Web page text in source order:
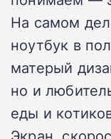
На самом
ноутбук в
матерый
но и
еды и